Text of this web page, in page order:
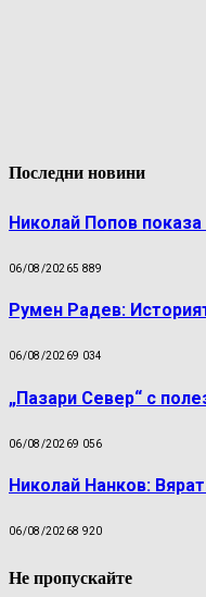
Последни новини
Николай Попов
06/08/20265 889
Румен Радев:
06/08/20269 034
„Пазари Север“ с
06/08/20269 056
Николай Нанков:
06/08/20268 920
Не пропускайте